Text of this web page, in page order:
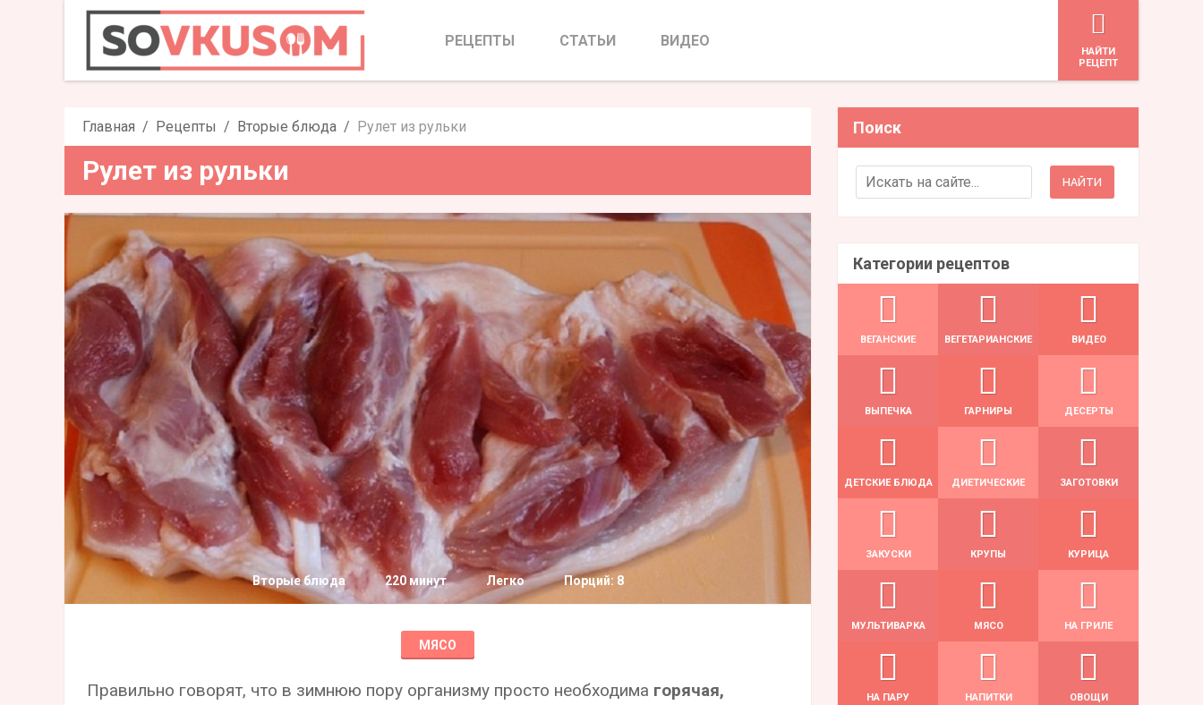
Рулет из рульки
РЕЦЕПТЫ СТАТЬИ ВИДЕО
HАЙТИ
РЕЦЕПТ
Главная Рецепты Вторые блюда Рулет из рульки
Рулет из рульки
Вторые блюда 220 минут Легко Порций: 8
МЯСО
Правильно говорят, что в зимнюю пору организму просто необходима горячая,
Поиск
Search for:
Категории рецептов
ВЕГАНСКИЕ ВЕГЕТАРИАНСКИЕ ВИДЕО
ВЫПЕЧКА ГАРНИРЫ ДЕСЕРТЫ
ДЕТСКИЕ БЛЮДА ДИЕТИЧЕСКИЕ ЗАГОТОВКИ
ЗАКУСКИ КРУПЫ КУРИЦА
МУЛЬТИВАРКА МЯСО НА ГРИЛЕ
НА ПАРУ НАПИТКИ ОВОЩИ